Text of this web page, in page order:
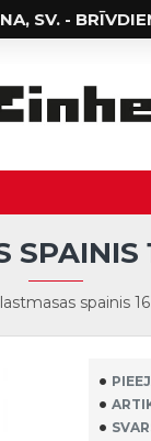
SV. -
spainis
SPAINIS